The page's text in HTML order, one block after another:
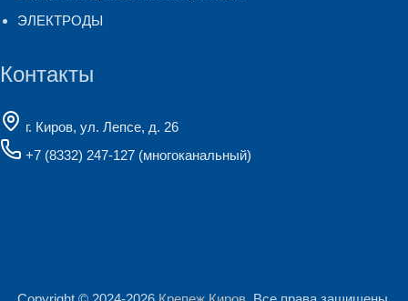
ЭЛЕКТРОДЫ
Контакты
г. Киров, ул. Лепсе, д. 26
+7 (8332) 247-127 (многоканальный)